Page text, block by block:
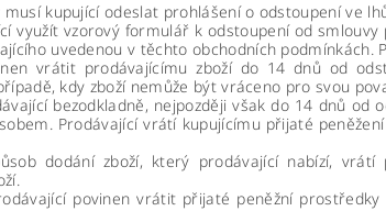
kupující odeslat prohlášení o odstoupení ve
využít vzorový formulář k odstoupení od
uvedenou v těchto obchodních
vrátit prodávajícímu zboží do 14 dnů od
kdy zboží nemůže být vráceno pro svou
bezodkladně, nejpozději však do 14 dnů
Prodávající vrátí kupujícímu přijaté
dodání zboží, který prodávající nabízí,
povinen vrátit přijaté peněžní